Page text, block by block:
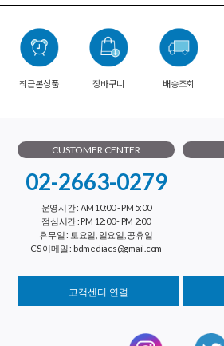
최근본상품 장바구니 배송조회
CUSTOMER CENTER
02-2663-0279
운영시간 : AM 10:00 - PM 5:00
점심시간 : PM 12:00 - PM 2:00
휴무일 : 토요일, 일요일, 공휴일
CS 이메일 : bdmediacs@gmail.com
고객센터 연결